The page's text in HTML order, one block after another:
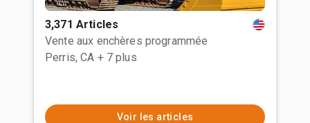
3,371 Articles
Vente aux enchères programmée
Perris, CA + 7 plus
Voir les articles